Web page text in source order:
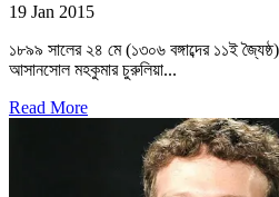
19 Jan 2015
১৮৯৯ সালের ২৪ মে (১৩০৬ বঙ্গাব্দের ১১ই জ্যৈষ্ঠ)
আসানসোল মহকুমার চুরুলিয়া...
Read More